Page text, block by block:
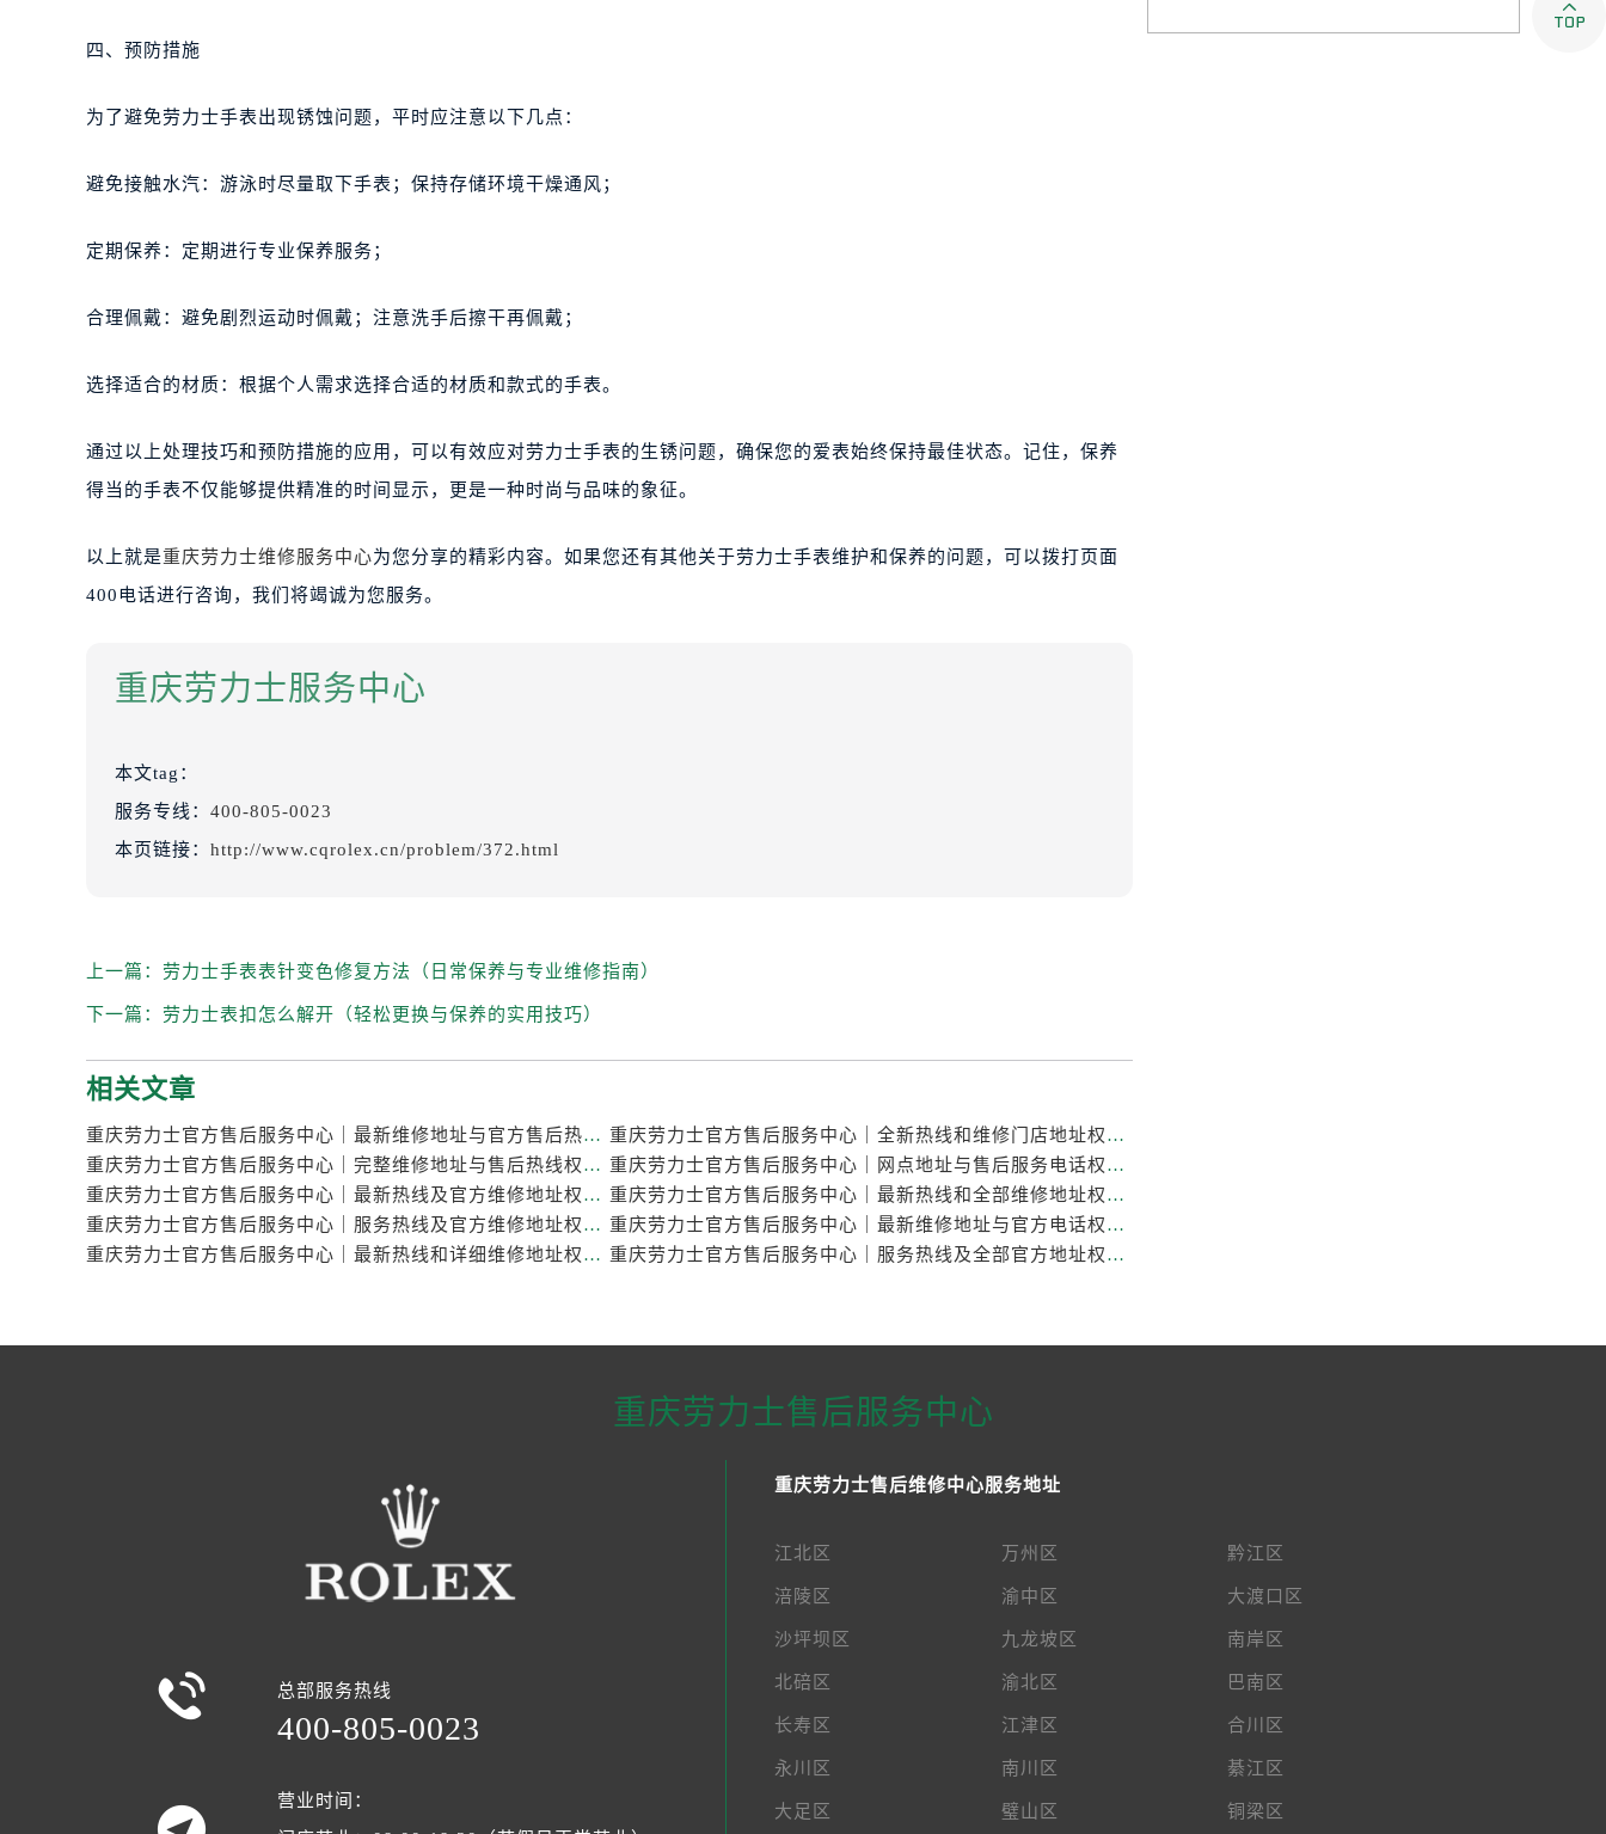
四、预防措施
为了避免劳力士手表出现锈蚀问题，平时应注意以下几点：
避免接触水汽：游泳时尽量取下手表；保持存储环境干燥通风；
定期保养：定期进行专业保养服务；
合理佩戴：避免剧烈运动时佩戴；注意洗手后擦干再佩戴；
选择适合的材质：根据个人需求选择合适的材质和款式的手表。
通过以上处理技巧和预防措施的应用，可以有效应对劳力士手表的生锈问题，确保您的爱表始终保持最佳状态。记住，保养
得当的手表不仅能够提供精准的时间显示，更是一种时尚与品味的象征。
以上就是重庆劳力士维修服务中心为您分享的精彩内容。如果您还有其他关于劳力士手表维护和保养的问题，可以拨打页面
400电话进行咨询，我们将竭诚为您服务。
重庆劳力士服务中心
本文tag：
服务专线： 400-805-0023
本页链接： http://www.cqrolex.cn/problem/372.html
上一篇： 劳力士手表表针变色修复方法（日常保养与专业维修指南）
下一篇： 劳力士表扣怎么解开（轻松更换与保养的实用技巧）
相关文章
重庆劳力士官方售后服务中心｜最新维修地址与官方售后热线权威信息公示（2026年7月最新）
重庆劳力士官方售后服务中心｜全新热线和维修门店地址权威信息公示（2026年7月最新）
重庆劳力士官方售后服务中心｜完整维修地址与售后热线权威信息公示（2026年7月最新）
重庆劳力士官方售后服务中心｜网点地址与售后服务电话权威信息公示（2026年7月最新）
重庆劳力士官方售后服务中心｜最新热线及官方维修地址权威信息公示（2026年7月最新）
重庆劳力士官方售后服务中心｜最新热线和全部维修地址权威信息公示（2026年7月最新）
重庆劳力士官方售后服务中心｜服务热线及官方维修地址权威信息公示（2026年7月最新）
重庆劳力士官方售后服务中心｜最新维修地址与官方电话权威信息公示（2026年7月最新）
重庆劳力士官方售后服务中心｜最新热线和详细维修地址权威信息公示（2026年7月最新）
重庆劳力士官方售后服务中心｜服务热线及全部官方地址权威信息公示（2026年7月最新）
重庆劳力士售后服务中心
 总部服务热线
400-805-0023
营业时间：
重庆劳力士售后维修中心服务地址
江北区 万州区 黔江区
涪陵区 渝中区 大渡口区
沙坪坝区 九龙坡区 南岸区
北碚区 渝北区 巴南区
长寿区 江津区 合川区
永川区 南川区 綦江区
大足区 璧山区 铜梁区
